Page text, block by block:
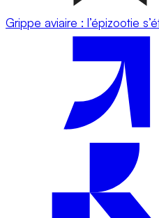
Grippe aviaire : l’épizootie